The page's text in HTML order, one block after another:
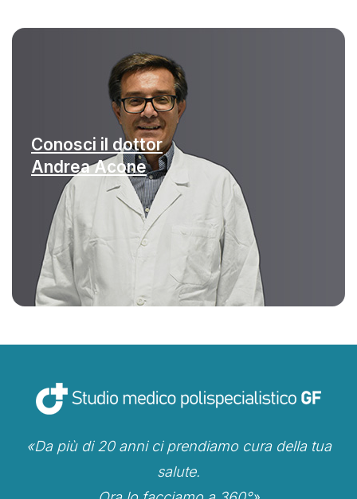
Conosci il dottor
Andrea Acone
«Da più di 20 anni ci prendiamo cura della tua
salute.